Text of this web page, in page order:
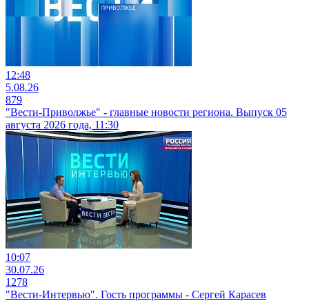
12:48
5.08.26
879
"Вести-Приволжье" - главные новости региона. Выпуск 05
августа 2026 года, 11:30
10:07
30.07.26
1278
"Вести-Интервью". Гость программы - Сергей Карасев